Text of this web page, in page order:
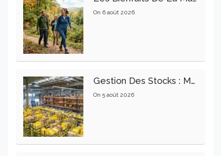
On 6 août 2026
Gestion Des Stocks : Meilleures Pratiques Intralogistiques
On 5 août 2026